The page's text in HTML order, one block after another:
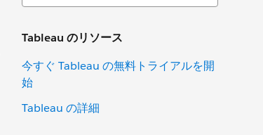
Tableau のリソース
今すぐ Tableau の無料トライアルを開
始
Tableau の詳細